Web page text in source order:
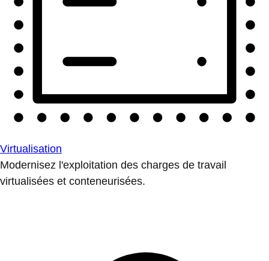
Virtualisation
Modernisez l'exploitation des charges de travail
virtualisées et conteneurisées.